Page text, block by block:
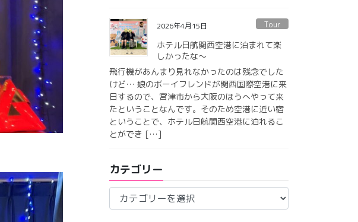
2026年4月15日 Tour
ホテル日航関西空港に泊まれて楽
しかったな〜
飛行機があんまり見れなかったのは残念でした
けど… 娘のボーイフレンドが関西国際空港に来
日するので、宮津市から大阪のほうへやって来
たということなんです。そのため空港に近い宿
ということで、ホテル日航関西空港に泊れるこ
とができ […]
カテゴリー
テ